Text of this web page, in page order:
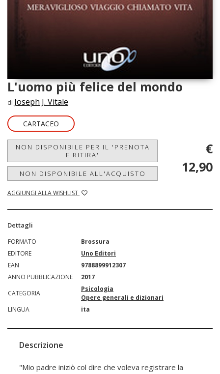
L'uomo più felice del mondo
di Joseph J. Vitale
CARTACEO
NON DISPONIBILE PER IL 'PRENOTA
E RITIRA'
NON DISPONIBILE ALL'ACQUISTO
AGGIUNGI ALLA WISHLIST
€
12,90
Dettagli
FORMATO
Brossura
EDITORE
Uno Editori
EAN
9788899912307
ANNO PUBBLICAZIONE
2017
CATEGORIA
Psicologia
Opere generali e dizionari
LINGUA
ita
Descrizione
"Mio padre iniziò col dire che voleva registrare la